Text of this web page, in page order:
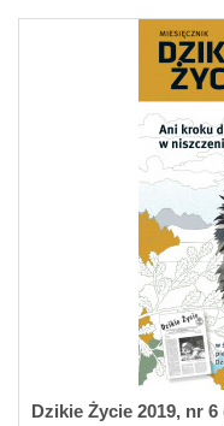
Dzikie Życie 2019, nr